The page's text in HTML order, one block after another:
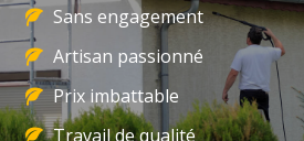
Sans engagement
Artisan passionné
Prix imbattable
Travail de qualité